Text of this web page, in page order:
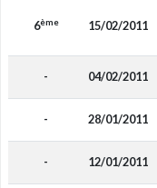
6ème 15/02/2011
- 04/02/2011
- 28/01/2011
- 12/01/2011